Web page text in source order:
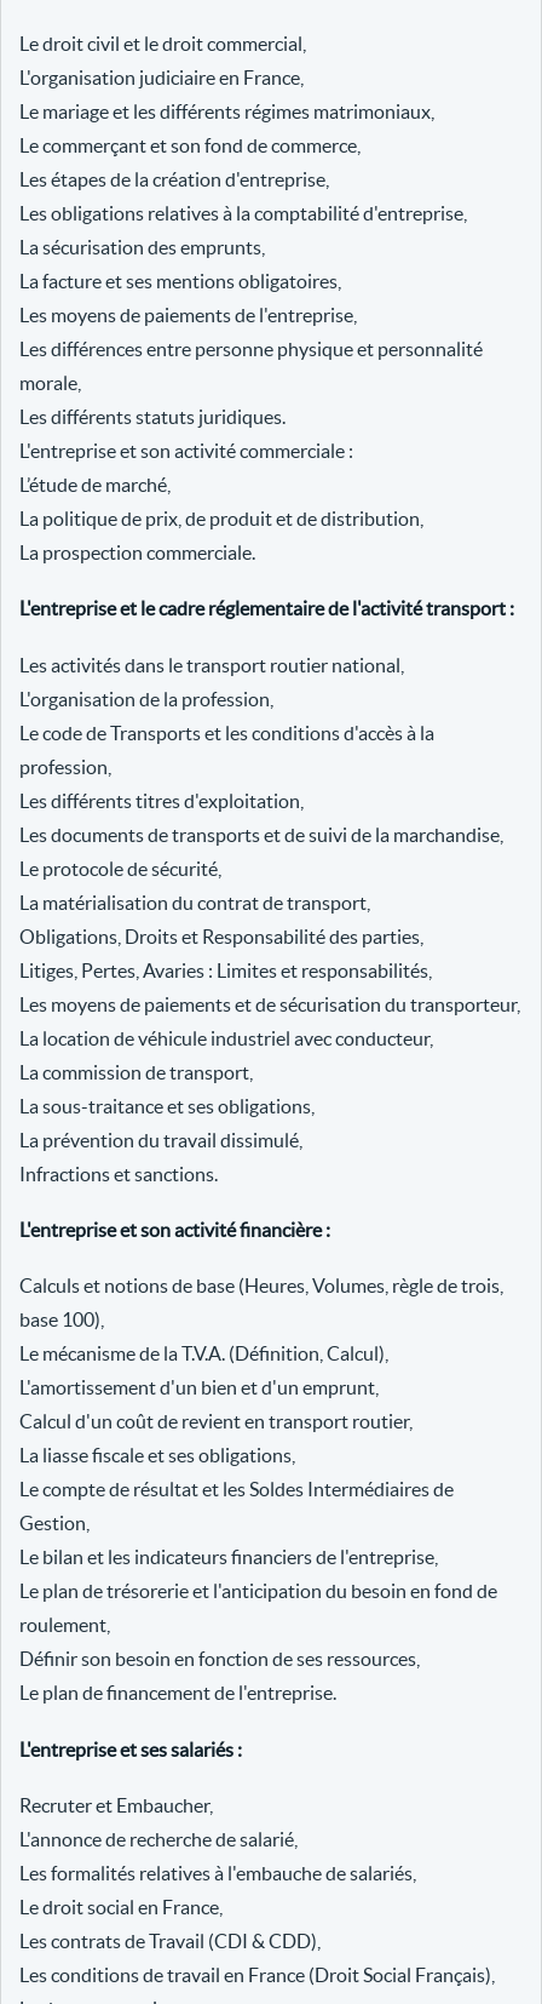
Le droit civil et le droit commercial,
L'organisation judiciaire en France,
Le mariage et les différents régimes matrimoniaux,
Le commerçant et son fond de commerce,
Les étapes de la création d'entreprise,
Les obligations relatives à la comptabilité d'entreprise,
La sécurisation des emprunts,
La facture et ses mentions obligatoires,
Les moyens de paiements de l'entreprise,
Les différences entre personne physique et personnalité
morale,
Les différents statuts juridiques.
L'entreprise et son activité commerciale :
L’étude de marché,
La politique de prix, de produit et de distribution,
La prospection commerciale.
L'entreprise et le cadre réglementaire de l'activité transport :
Les activités dans le transport routier national,
L'organisation de la profession,
Le code de Transports et les conditions d'accès à la
profession,
Les différents titres d'exploitation,
Les documents de transports et de suivi de la marchandise,
Le protocole de sécurité,
La matérialisation du contrat de transport,
Obligations, Droits et Responsabilité des parties,
Litiges, Pertes, Avaries : Limites et responsabilités,
Les moyens de paiements et de sécurisation du transporteur,
La location de véhicule industriel avec conducteur,
La commission de transport,
La sous-traitance et ses obligations,
La prévention du travail dissimulé,
Infractions et sanctions.
L'entreprise et son activité financière :
Calculs et notions de base (Heures, Volumes, règle de trois,
base 100),
Le mécanisme de la T.V.A. (Définition, Calcul),
L'amortissement d'un bien et d'un emprunt,
Calcul d'un coût de revient en transport routier,
La liasse fiscale et ses obligations,
Le compte de résultat et les Soldes Intermédiaires de
Gestion,
Le bilan et les indicateurs financiers de l'entreprise,
Le plan de trésorerie et l'anticipation du besoin en fond de
roulement,
Définir son besoin en fonction de ses ressources,
Le plan de financement de l'entreprise.
L'entreprise et ses salariés :
Recruter et Embaucher,
L'annonce de recherche de salarié,
Les formalités relatives à l'embauche de salariés,
Le droit social en France,
Les contrats de Travail (CDI & CDD),
Les conditions de travail en France (Droit Social Français),